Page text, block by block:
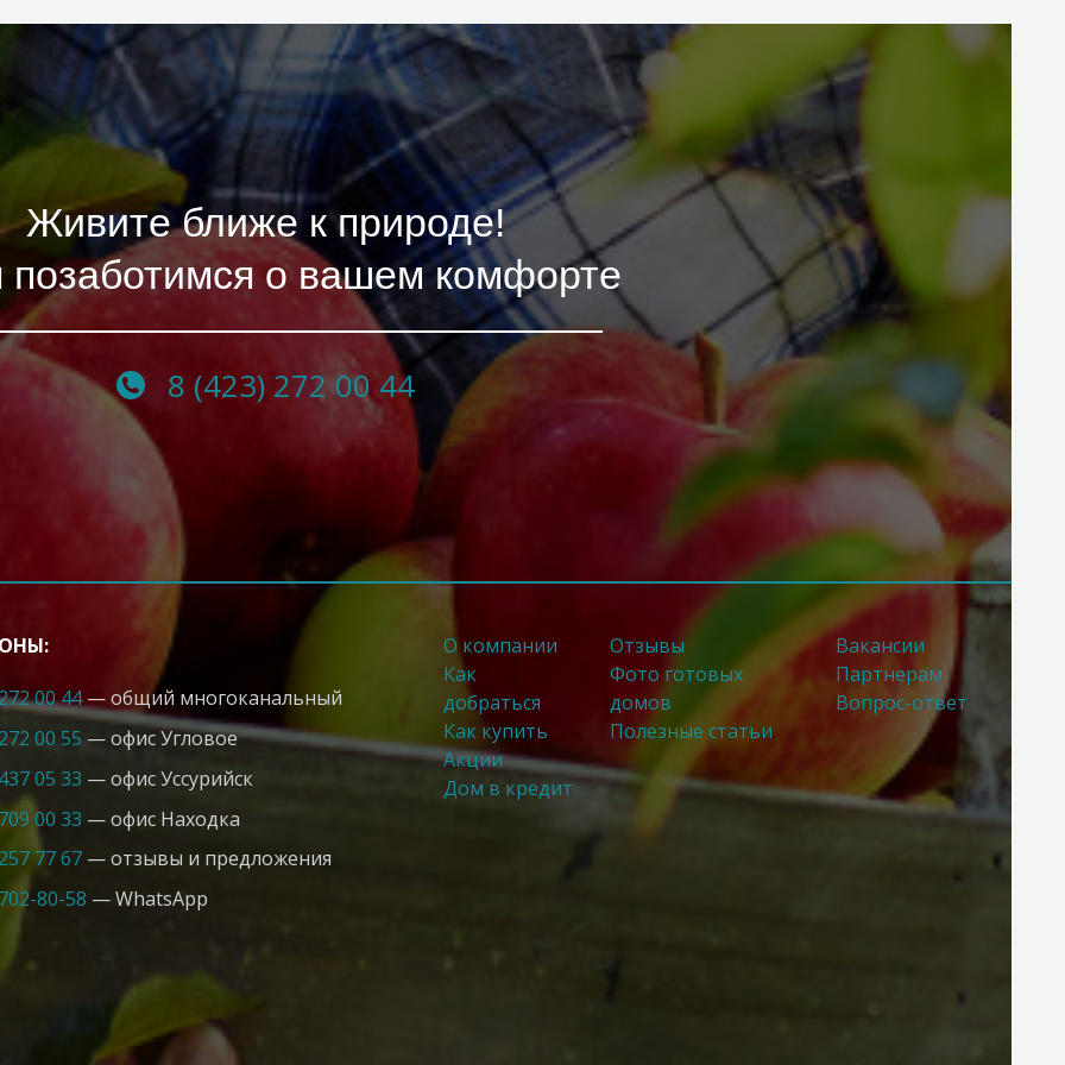
Живите ближе к природе!
о вашем комфорте
8 (423) 272 00 44
00 44— общий многоканальный
00 55 — офис Угловое
05 33 — офис Усcурийск
00 33 — офис Находка
77 67— отзывы и предложения
80-58 — WhatsApp
О компании
Как
добраться
Как купить
Акции
Дом в кредит
Отзывы
Фото готовых
домов
Полезные статьи
Вакансии
Партнерам
Вопрос-ответ